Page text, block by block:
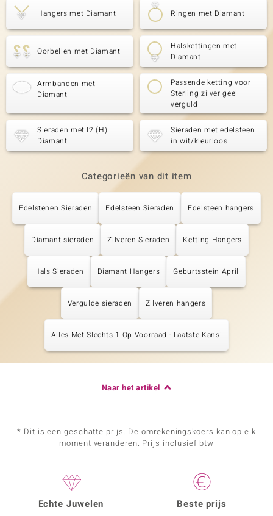
Hangers met Diamant Ringen met Diamant
Oorbellen met Diamant
Halskettingen met
Diamant
Armbanden met
Diamant
Passende ketting voor
Sterling zilver geel
verguld
Sieraden met I2 (H)
Diamant
Sieraden met edelsteen
in wit/kleurloos
Categorieën van dit item
Edelstenen Sieraden Edelsteen Sieraden Edelsteen hangers
Diamant sieraden Zilveren Sieraden Ketting Hangers
Hals Sieraden Diamant Hangers Geburtsstein April
Vergulde sieraden Zilveren hangers
Alles Met Slechts 1 Op Voorraad - Laatste Kans!
Naar het artikel
* Dit is een geschatte prijs. De omrekeningskoers kan op elk
moment veranderen. Prijs inclusief btw
Echte Juwelen Beste prijs